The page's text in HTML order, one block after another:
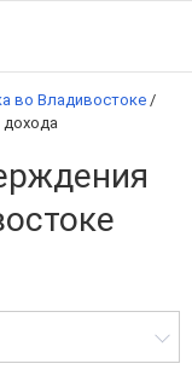
во Владивостоке /